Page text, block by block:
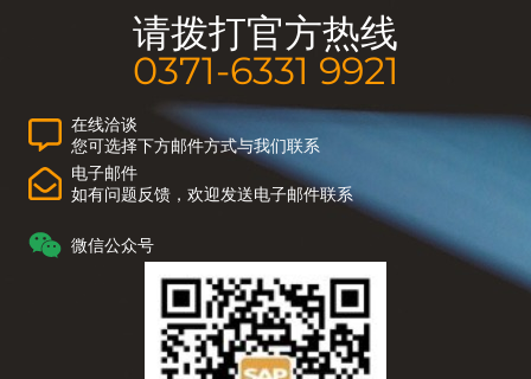
请拨打官方热线
0371-6331 9921
在线洽谈
您可选择下方邮件方式与我们联系
电子邮件
如有问题反馈，欢迎发送电子邮件联系
微信公众号